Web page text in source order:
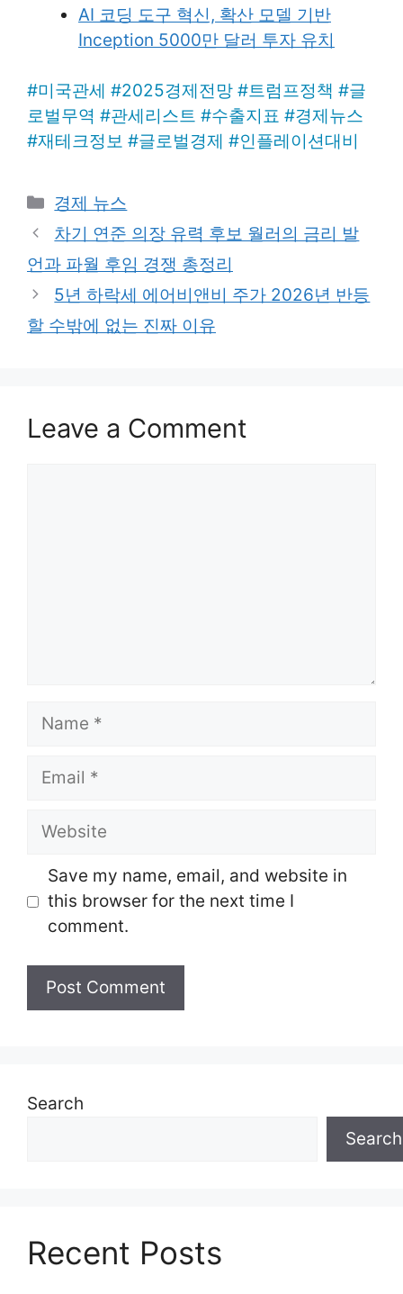
AI 코딩 도구 혁신, 확산 모델 기반
Inception 5000만 달러 투자 유치
#미국관세 #2025경제전망 #트럼프정책 #글
로벌무역 #관세리스트 #수출지표 #경제뉴스
#재테크정보 #글로벌경제 #인플레이션대비
Categories
경제 뉴스
차기 연준 의장 유력 후보 월러의 금리 발
언과 파월 후임 경쟁 총정리
5년 하락세 에어비앤비 주가 2026년 반등
할 수밖에 없는 진짜 이유
Leave a Comment
Name
Email
Website
Save my name, email, and website in
this browser for the next time I
comment.
Search
Search
Recent Posts